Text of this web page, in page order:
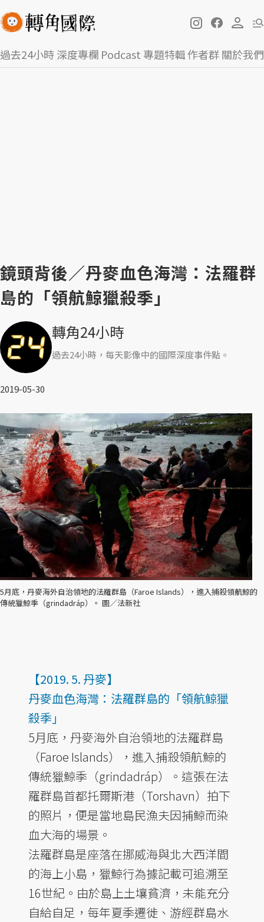
過去24小時深度專欄 Podcast 專題特輯作者群關於我們
鏡頭背後／丹麥血色海灣：法羅群
島的「領航鯨獵殺季」
轉角24小時
過去24小時，每天影像中的國際深度事件點。
2019-05-30
5月底，丹麥海外自治領地的法羅群島（Faroe Islands），進入捕殺領航鯨的
傳統獵鯨季（grindadráp）。 圖／法新社
【2019. 5. 丹麥】
丹麥血色海灣：法羅群島的「領航鯨獵
殺季」
5月底，丹麥海外自治領地的法羅群島
（Faroe Islands），進入捕殺領航鯨的
傳統獵鯨季（grindadráp）。這張在法
羅群島首都托爾斯港（Torshavn）拍下
的照片，便是當地島民漁夫因捕鯨而染
血大海的場景。
法羅群島是座落在挪威海與北大西洋間
的海上小島，獵鯨行為據記載可追溯至
16世紀。由於島上土壤貧濟，未能充分
自給自足，每年夏季遷徙、游經群島水